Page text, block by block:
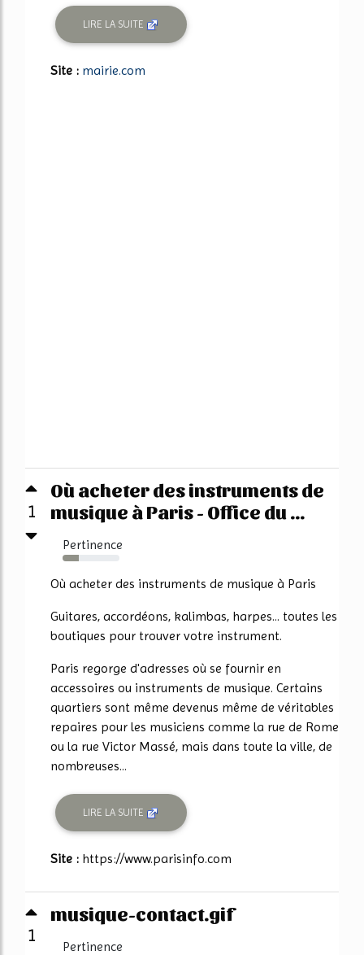
LIRE LA SUITE
Site : mairie.com
1
Où acheter des instruments de
musique à Paris - Office du ...
Pertinence
29%
Où acheter des instruments de musique à Paris
Guitares, accordéons, kalimbas, harpes... toutes les
boutiques pour trouver votre instrument.
Paris regorge d'adresses où se fournir en
accessoires ou instruments de musique. Certains
quartiers sont même devenus même de véritables
repaires pour les musiciens comme la rue de Rome
ou la rue Victor Massé, mais dans toute la ville, de
nombreuses...
LIRE LA SUITE
Site : https://www.parisinfo.com
1
musique-contact.gif
Pertinence